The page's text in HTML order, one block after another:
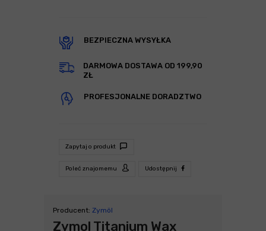
BEZPIECZNA WYSYŁKA
DARMOWA DOSTAWA OD 199,90
ZŁ
PROFESJONALNE DORADZTWO
Zapytaj o produkt
Poleć znajomemu Udostępnij
Producent: Zymöl
Zymol Titanium Wax